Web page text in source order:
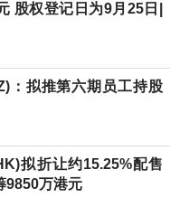
股权登记日为9月25日|
：拟推第六期员工持股
拟折让约15.25%配售
9850万港元